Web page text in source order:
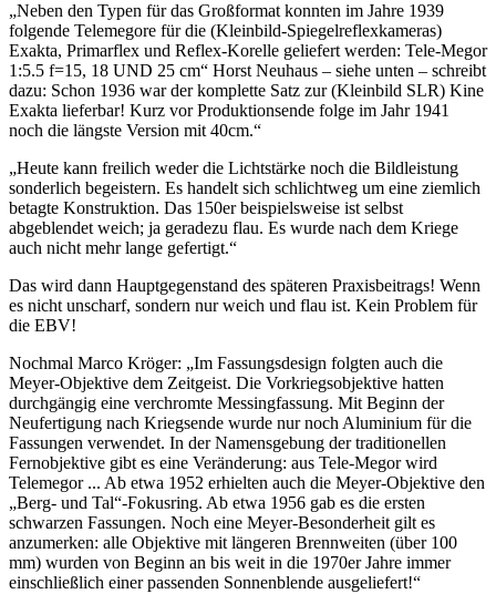
„Neben den Typen für das Großformat konnten im Jahre 1939
folgende Telemegore für die (Kleinbild-Spiegelreflexkameras)
Exakta, Primarflex und Reflex-Korelle geliefert werden: Tele-Megor
1:5.5 f=15, 18 UND 25 cm“ Horst Neuhaus – siehe unten – schreibt
dazu: Schon 1936 war der komplette Satz zur (Kleinbild SLR) Kine
Exakta lieferbar! Kurz vor Produktionsende folge im Jahr 1941
noch die längste Version mit 40cm.“
„Heute kann freilich weder die Lichtstärke noch die Bildleistung
sonderlich begeistern. Es handelt sich schlichtweg um eine ziemlich
betagte Konstruktion. Das 150er beispielsweise ist selbst
abgeblendet weich; ja geradezu flau. Es wurde nach dem Kriege
auch nicht mehr lange gefertigt.“
Das wird dann Hauptgegenstand des späteren Praxisbeitrags! Wenn
es nicht unscharf, sondern nur weich und flau ist. Kein Problem für
die EBV!
Nochmal Marco Kröger: „Im Fassungsdesign folgten auch die
Meyer-Objektive dem Zeitgeist. Die Vorkriegsobjektive hatten
durchgängig eine verchromte Messingfassung. Mit Beginn der
Neufertigung nach Kriegsende wurde nur noch Aluminium für die
Fassungen verwendet. In der Namensgebung der traditionellen
Fernobjektive gibt es eine Veränderung: aus Tele-Megor wird
Telemegor ... Ab etwa 1952 erhielten auch die Meyer-Objektive den
„Berg- und Tal“-Fokusring. Ab etwa 1956 gab es die ersten
schwarzen Fassungen. Noch eine Meyer-Besonderheit gilt es
anzumerken: alle Objektive mit längeren Brennweiten (über 100
mm) wurden von Beginn an bis weit in die 1970er Jahre immer
einschließlich einer passenden Sonnenblende ausgeliefert!“